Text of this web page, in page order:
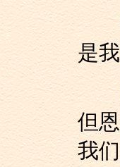
韦
是
庄
但
我